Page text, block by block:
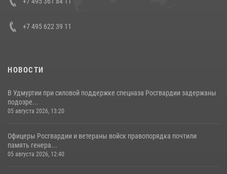
+7 495 622 39 11
НОВОСТИ
В Удмуртии при силовой поддержке спецназа Росгвардии задержаны
подозре...
05 августа 2026, 13:20
Офицеры Росгвардии и ветераны войск правопорядка почтили
память генера...
05 августа 2026, 12:40